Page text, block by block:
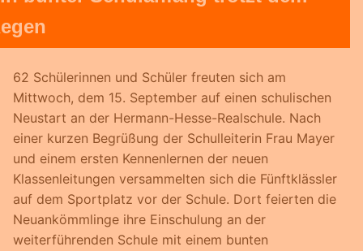
62 Schülerinnen und Schüler freuten sich am
Mittwoch, dem 15. September auf einen schulischen
Neustart an der Hermann-Hesse-Realschule. Nach
einer kurzen Begrüßung der Schulleiterin Frau Mayer
und einem ersten Kennenlernen der neuen
Klassenleitungen versammelten sich die Fünftklässler
auf dem Sportplatz vor der Schule. Dort feierten die
Neuankömmlinge ihre Einschulung an der
weiterführenden Schule mit einem bunten